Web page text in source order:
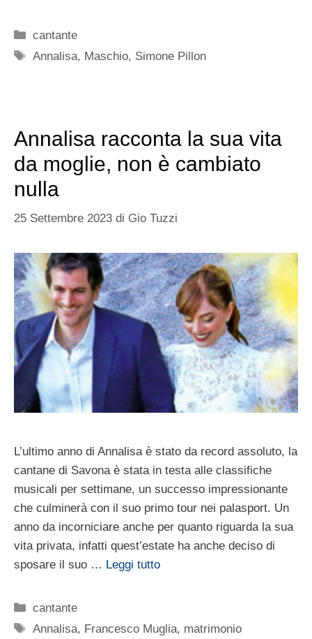
Categorie
cantante
Tag
Annalisa, Maschio, Simone Pillon
Annalisa racconta la sua vita
da moglie, non è cambiato
nulla
25 Settembre 2023 di Gio Tuzzi
L’ultimo anno di Annalisa è stato da record assoluto, la
cantane di Savona è stata in testa alle classifiche
musicali per settimane, un successo impressionante
che culminerà con il suo primo tour nei palasport. Un
anno da incorniciare anche per quanto riguarda la sua
vita privata, infatti quest’estate ha anche deciso di
sposare il suo … Leggi tutto
Categorie
cantante
Tag
Annalisa, Francesco Muglia, matrimonio